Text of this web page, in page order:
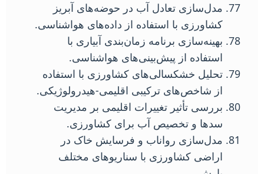
مدل‌سازی تعادل آب در حوضه‌های آبریز
کشاورزی با استفاده از داده‌های هواشناسی.
بهینه‌سازی برنامه زمان‌بندی آبیاری با
استفاده از پیش‌بینی‌های هواشناسی.
تحلیل خشکسالی‌های کشاورزی با استفاده
از شاخص‌های ترکیبی اقلیمی-هیدرولوژیکی.
بررسی تأثیر تغییرات اقلیمی بر مدیریت
سدها و تخصیص آب برای کشاورزی.
مدل‌سازی رواناب و فرسایش خاک در
اراضی کشاورزی با سناریوهای مختلف